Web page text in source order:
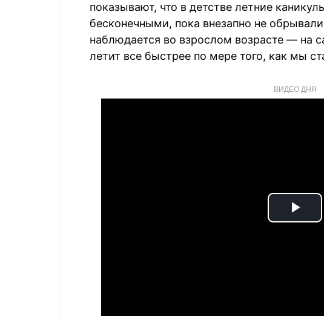
показывают, что в детстве летние
бесконечными, пока внезапно не
наблюдается во взрослом возрасте — на
летит все быстрее по мере того, как мы
ВИДЕО ДНЯ
Play